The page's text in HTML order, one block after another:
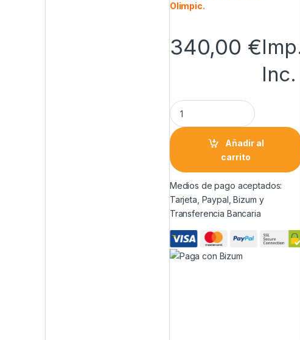
Olimpic.
340,00 €
Inc.
Añadir al
carrito
Medios de pago aceptados:
Tarjeta, Paypal, Bizum y
Transferencia Bancaria